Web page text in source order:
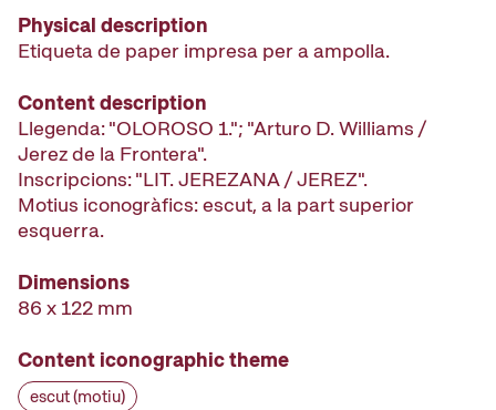
Physical description
Etiqueta de paper impresa per a ampolla.
Content description
Llegenda: "OLOROSO 1."; "Arturo D. Williams /
Jerez de la Frontera".
Inscripcions: "LIT. JEREZANA / JEREZ".
Motius iconogràfics: escut, a la part superior
esquerra.
Dimensions
86 x 122 mm
Content iconographic theme
escut (motiu)